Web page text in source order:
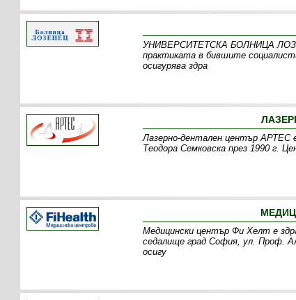
УНИВЕРСИТЕТСКА БОЛНИЦА
практиката в бившите
осигурява здра
Лазерно-дентален център АРТЕС
Теодора Семковска през 1990 г.
Медицински център Фи Хелт е
седалище град София, ул. Проф.
осигу